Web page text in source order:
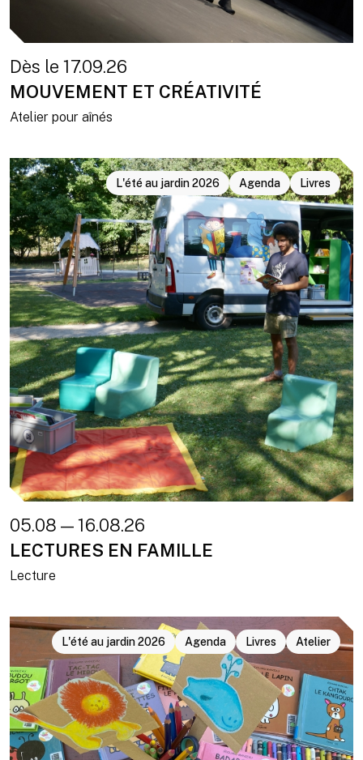
Dès le 17.09.26
MOUVEMENT ET CRÉATIVITÉ
Atelier pour aînés
L'été au jardin 2026 Agenda Livres
05.08 — 16.08.26
LECTURES EN FAMILLE
Lecture
L'été au jardin 2026 Agenda Livres Atelier